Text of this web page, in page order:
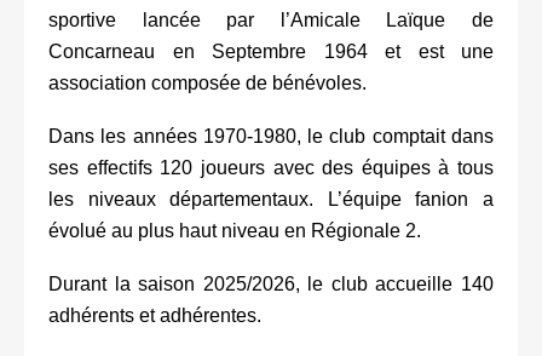
sportive lancée par l’Amicale Laïque de
Concarneau en Septembre 1964 et est une
association composée de bénévoles.
Dans les années 1970-1980, le club comptait dans
ses effectifs 120 joueurs avec des équipes à tous
les niveaux départementaux. L’équipe fanion a
évolué au plus haut niveau en Régionale 2.
Durant la saison 2025/2026, le club accueille 140
adhérents et adhérentes.